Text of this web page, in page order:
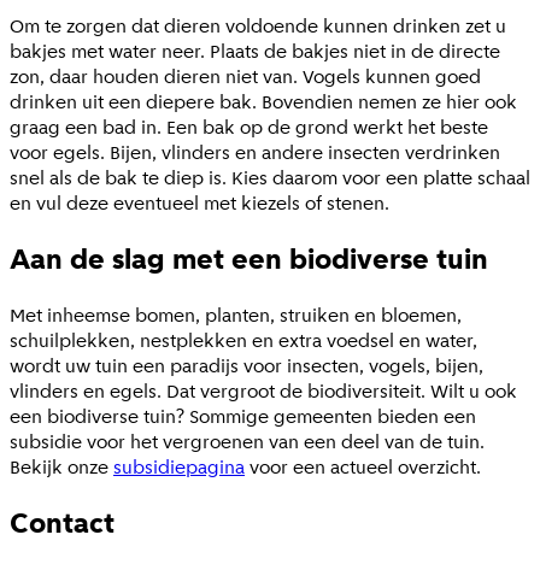
Om te zorgen dat dieren voldoende kunnen drinken zet u
bakjes met water neer. Plaats de bakjes niet in de directe
zon, daar houden dieren niet van. Vogels kunnen goed
drinken uit een diepere bak. Bovendien nemen ze hier ook
graag een bad in. Een bak op de grond werkt het beste
voor egels. Bijen, vlinders en andere insecten verdrinken
snel als de bak te diep is. Kies daarom voor een platte schaal
en vul deze eventueel met kiezels of stenen.
Aan de slag met een biodiverse tuin
Met inheemse bomen, planten, struiken en bloemen,
schuilplekken, nestplekken en extra voedsel en water,
wordt uw tuin een paradijs voor insecten, vogels, bijen,
vlinders en egels. Dat vergroot de biodiversiteit. Wilt u ook
een biodiverse tuin? Sommige gemeenten bieden een
subsidie voor het vergroenen van een deel van de tuin.
Bekijk onzesubsidiepaginavoor een actueel overzicht.
Contact